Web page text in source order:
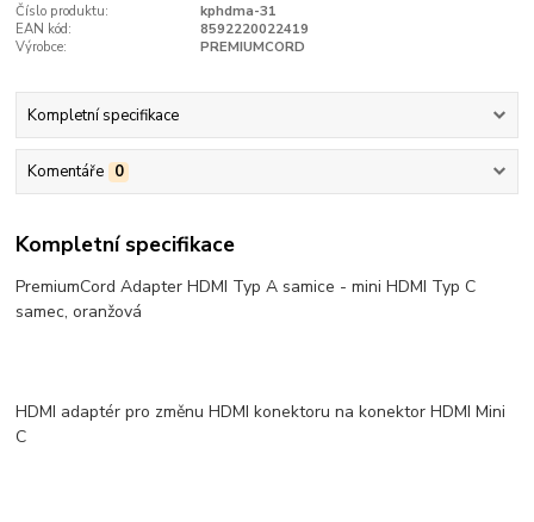
Číslo produktu:
kphdma-31
EAN kód:
8592220022419
Výrobce:
PREMIUMCORD
Kompletní specifikace
Komentáře 0
Kompletní specifikace
PremiumCord Adapter HDMI Typ A samice - mini HDMI Typ C
samec, oranžová
HDMI adaptér pro změnu HDMI konektoru na konektor HDMI Mini
C